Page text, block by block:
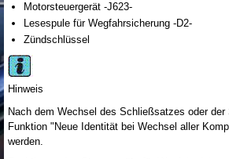
Motorsteuergerät -J623-
Lesespule für Wegfahrsicherung -D2-
Zündschlüssel
Hinweis
Nach dem Wechsel des Schließsatzes oder
Funktion "Neue Identität bei Wechsel aller
werden.